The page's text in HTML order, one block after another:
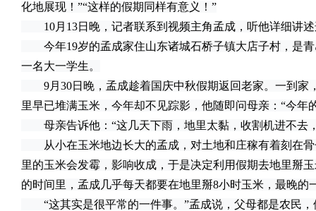
化地展现！”“这样的假期同样有意义！”
10月13日晚，记者联系到视频主角孟成，听他详细讲述
今年19岁的孟成家住山东诸城石桥子镇大店子村，是青
一名大一学生。
9月30日晚，孟成趁着国庆中秋假期返回老家。一到家
里早已堆满玉米，今年却不见踪影，他随即问母亲：“今年
母亲告诉他：“这几天下雨，地里太黏，收割机进不去
从小在玉米地边长大的孟成，对土地和庄稼有着刻在骨
里的玉米会发霉，影响收成，于是决定利用假期去地里掰
的时间里，孟成几乎每天都要在地里掰8小时玉米，最晚的
“这其实是很平常的一件事。”孟成说，父母都是农民，